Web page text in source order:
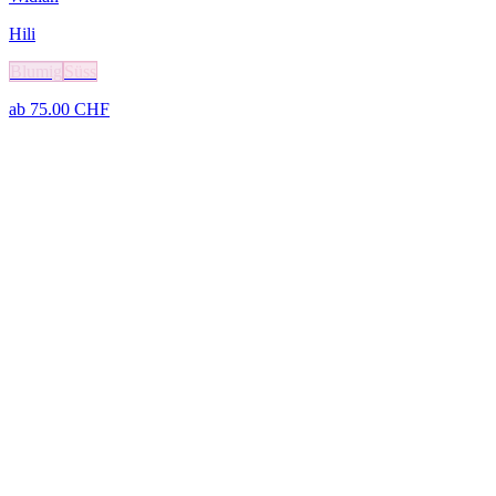
Hili
Blumig Süss
ab 75.00 CHF